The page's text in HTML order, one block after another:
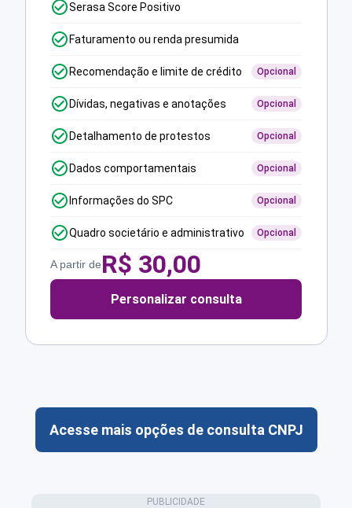
Serasa Score Positivo
Faturamento ou renda presumida
Recomendação e limite de crédito Opcional
Dívidas, negativas e anotações Opcional
Detalhamento de protestos Opcional
Dados comportamentais Opcional
Informações do SPC Opcional
Quadro societário e administrativo Opcional
A partir deR$ 30,00
Personalizar consulta
Acesse mais opções de consulta CNPJ